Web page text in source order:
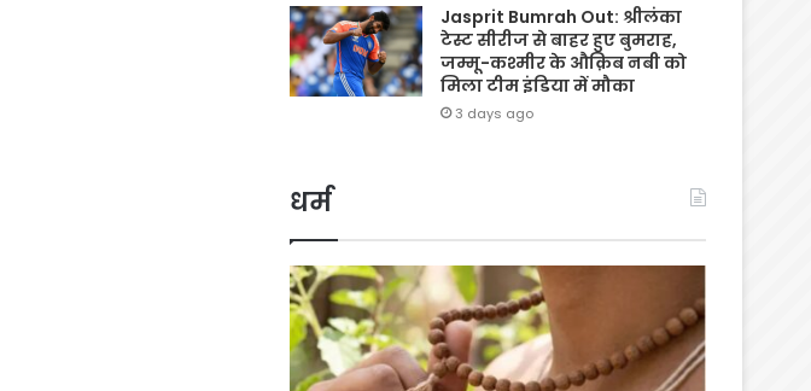
Jasprit Bumrah Out: श्रीलंका
टेस्ट सीरीज से बाहर हुए बुमराह,
जम्मू-कश्मीर के औक़िब नबी को
मिला टीम इंडिया में मौका
3 days ago
धर्म